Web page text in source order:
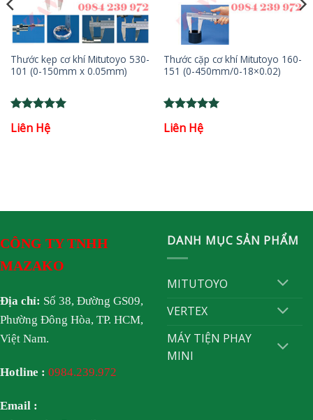
Thước kẹp cơ khí Mitutoyo 530-
101 (0-150mm x 0.05mm)
out of 5
Liên Hệ
Thước cặp cơ khí Mitutoyo 160-
151 (0-450mm/0-18×0.02)
out of 5
Liên Hệ
CÔNG TY TNHH
MAZAKO
Địa chỉ: Số 38, Đường GS09,
Phường Đông Hòa, TP. HCM,
Việt Nam.
Hotline : 0984.239.972
Email :
DANH MỤC SẢN PHẨM
MITUTOYO
VERTEX
MÁY TIỆN PHAY
MINI